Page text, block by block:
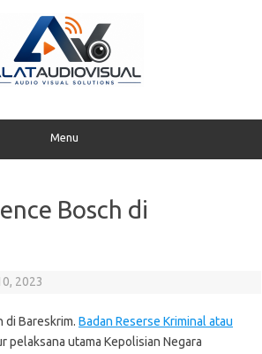
Menu
Bosch di
2023
di Bareskrim. Badan Reserse Kriminal atau
pelaksana utama Kepolisian Negara